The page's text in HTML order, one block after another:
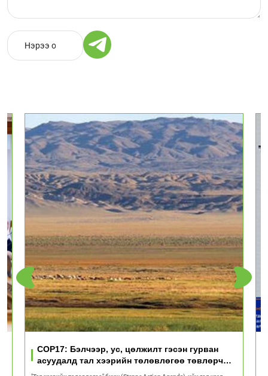
COP17: Бэлчээр, ус, цөлжилт гэсэн гурван
асуудалд тал хээрийн төлөвлөгөө төвлөрч
байна